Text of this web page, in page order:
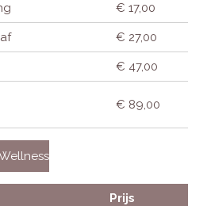
€ 17,00
€ 27,00
€ 47,00
€ 89,00
Prijs